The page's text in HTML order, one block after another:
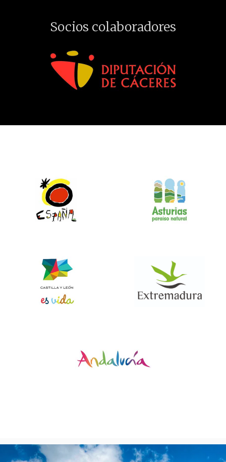
Socios colaboradores